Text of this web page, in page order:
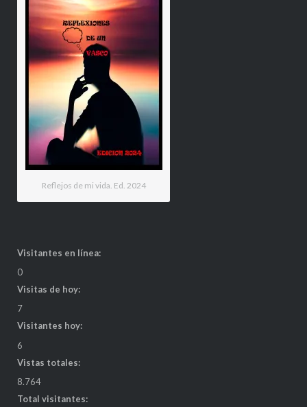
Reflejos de mi vida. Ed. 2024
Visitantes en línea:
0
Visitas de hoy:
7
Visitantes hoy:
6
Vistas totales:
8.764
Total visitantes: